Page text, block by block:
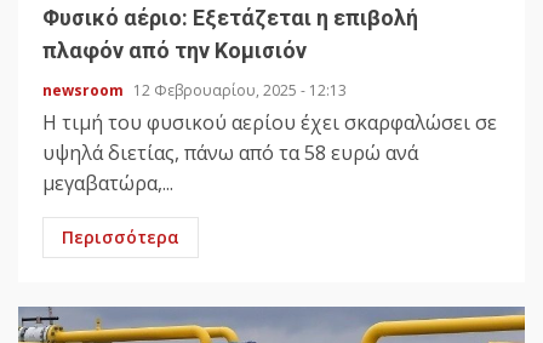
Φυσικό αέριο: Εξετάζεται η επιβολή
πλαφόν από την Κομισιόν
newsroom 12 Φεβρουαρίου, 2025 - 12:13
Η τιμή του φυσικού αερίου έχει σκαρφαλώσει σε
υψηλά διετίας, πάνω από τα 58 ευρώ ανά
μεγαβατώρα,...
Περισσότερα